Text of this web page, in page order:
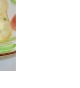
じる